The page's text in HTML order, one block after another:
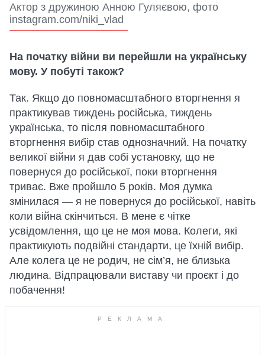
Актор з дружиною Анною Гуляєвою, фото
instagram.com/niki_vlad
На початку війни ви перейшли на українську
мову. У побуті також?
Так. Якщо до повномасштабного вторгнення я
практикував тиждень російська, тиждень
українська, то після повномасштабного
вторгнення вибір став однозначний. На початку
великої війни я дав собі установку, що не
повернуся до російської, поки вторгнення
триває. Вже пройшло 5 років. Моя думка
змінилася — я не повернуся до російської, навіть
коли війна скінчиться. В мене є чітке
усвідомлення, що це не моя мова. Колеги, які
практикують подвійні стандарти, це їхній вибір.
Але колега це не родич, не сім’я, не близька
людина. Відпрацювали виставу чи проєкт і до
побачення!